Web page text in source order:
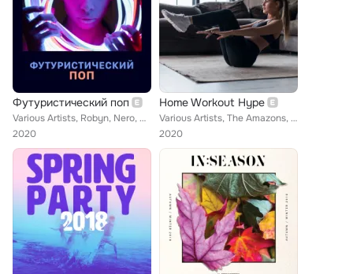
Футуристический поп
Various Artists, Robyn, Nero, Duke Dumont, Carly Rae Jepsen, Woodkid, Disclosure, Christine and the Queens, Jax Jones, RAYE, Jes...
2020
Home Workout Hype
Various Artists, The Amazons, M.O, La Roux, Duke Dumont, Machine Gun Kelly, Tame Impala, Jax Jones, The Strypes, Chase & Status,...
2020